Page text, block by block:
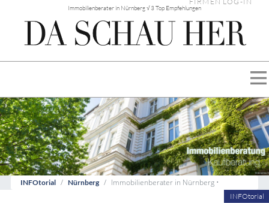
Immobilienberater in Nürnberg √ 3 Top Empfehlungen
INFOtorial Nürnberg
Immobilienberater in Nürnberg •
INFOtorial